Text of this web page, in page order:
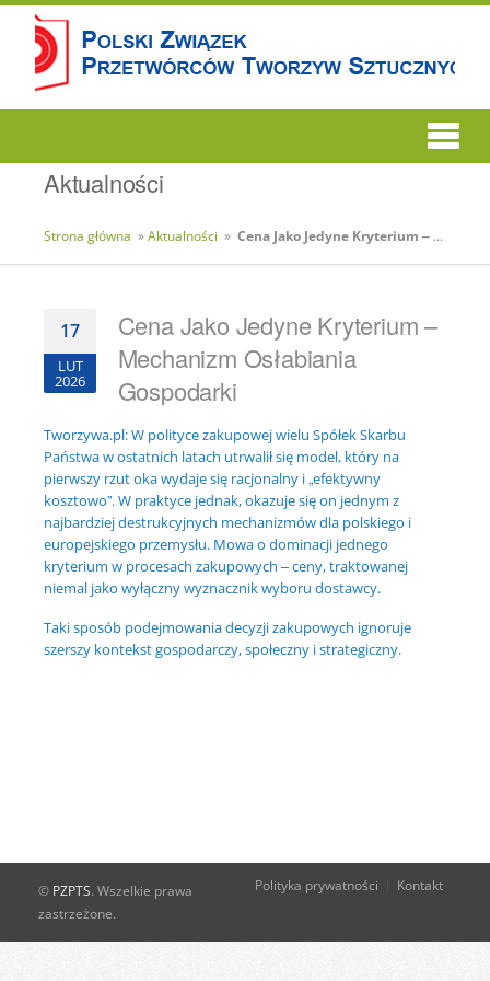
Aktualności
Strona główna »Aktualności » Cena Jako Jedyne Kryterium – Mechanizm Osłabiania Gospodarki
17
LUT
2026
Cena Jako Jedyne Kryterium –
Mechanizm Osłabiania
Gospodarki
Tworzywa.pl: W polityce zakupowej wielu Spółek Skarbu
Państwa w ostatnich latach utrwalił się model, który na
pierwszy rzut oka wydaje się racjonalny i „efektywny
kosztowo”. W praktyce jednak, okazuje się on jednym z
najbardziej destrukcyjnych mechanizmów dla polskiego i
europejskiego przemysłu. Mowa o dominacji jednego
kryterium w procesach zakupowych – ceny, traktowanej
niemal jako wyłączny wyznacznik wyboru dostawcy.
Taki sposób podejmowania decyzji zakupowych ignoruje
szerszy kontekst gospodarczy, społeczny i strategiczny.
© PZPTS. Wszelkie prawa
zastrzeżone.
Polityka prywatności Kontakt